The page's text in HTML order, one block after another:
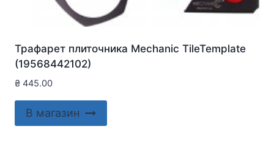
Трафарет плиточника Mechanic TileTemplate
(19568442102)
₴ 445.00
В магазин